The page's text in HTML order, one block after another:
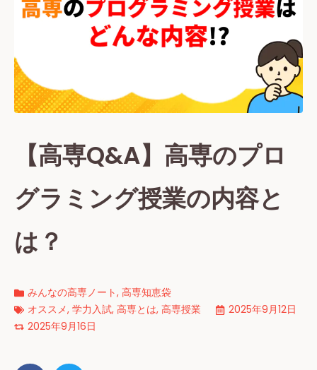
【高専Q&A】高専のプロ
グラミング授業の内容と
は？
みんなの高専ノート, 高専知恵袋
オススメ, 学力入試, 高専とは, 高専授業
2025年9月12日
2025年9月16日